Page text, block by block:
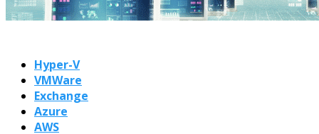
Hyper-V
VMWare
Exchange
Azure
AWS